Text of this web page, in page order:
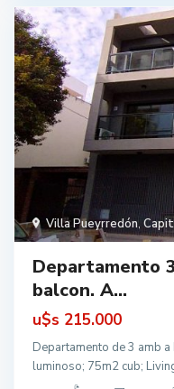
Villa Pueyrredón,
Departamento
balcon. A...
u$s 215.000
Departamento de 3 amb
luminoso; 75m2 cub;